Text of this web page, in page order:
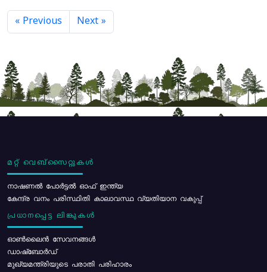
« Previous Next »
മറ്റ് വെബ്സൈറ്റുകൾ
നാഷണൽ പോർട്ടൽ ഓഫ് ഇന്ത്യ
കേന്ദ്ര വനം പരിസ്ഥിതി കാലാവസ്ഥ വ്യതിയാന വകുപ്പ്
പ്രധാനപ്പെട്ട ലിങ്കുകൾ
ഓൺലൈൻ സേവനങ്ങൾ
ഡാഷ്ബോർഡ്
മുഖ്യമന്ത്രിയുടെ പരാതി പരിഹാരം